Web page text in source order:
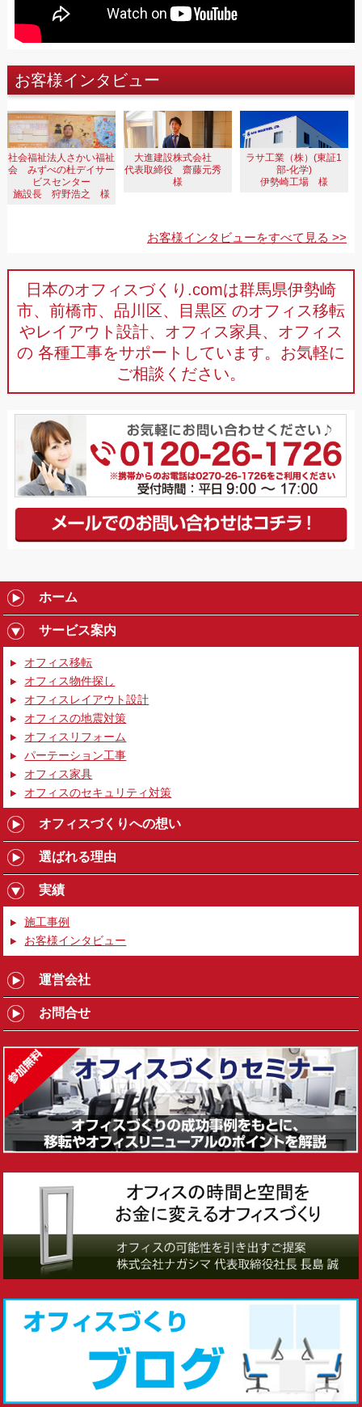
お客様インタビュー
社会福祉法人さかい福祉
会 みずべの杜デイサー
ビスセンター
施設長 狩野浩之 様
大進建設株式会社
代表取締役 齋藤元秀
様
ラサ工業（株）(東証1
部-化学)
伊勢崎工場 様
お客様インタビューをすべて見る >>
日本のオフィスづくり.comは群馬県伊勢崎
市、前橋市、品川区、目黒区 のオフィス移転
やレイアウト設計、オフィス家具、オフィス
の 各種工事をサポートしています。お気軽に
ご相談ください。
ホーム
サービス案内
オフィス移転
オフィス物件探し
オフィスレイアウト設計
オフィスの地震対策
オフィスリフォーム
パーテーション工事
オフィス家具
オフィスのセキュリティ対策
オフィスづくりへの想い
選ばれる理由
実績
施工事例
お客様インタビュー
運営会社
お問合せ